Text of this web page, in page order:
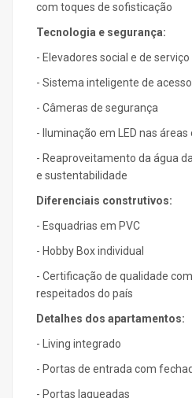
com toques de sofisticação
Tecnologia e segurança:
- Elevadores social e de serviço
- Sistema inteligente de acesso
- Câmeras de segurança
- Iluminação em LED nas áreas
- Reaproveitamento da água
e sustentabilidade
Diferenciais construtivos:
- Esquadrias em PVC
- Hobby Box individual
- Certificação de qualidade
respeitados do país
Detalhes dos apartamentos:
- Living integrado
- Portas de entrada com
- Portas laqueadas